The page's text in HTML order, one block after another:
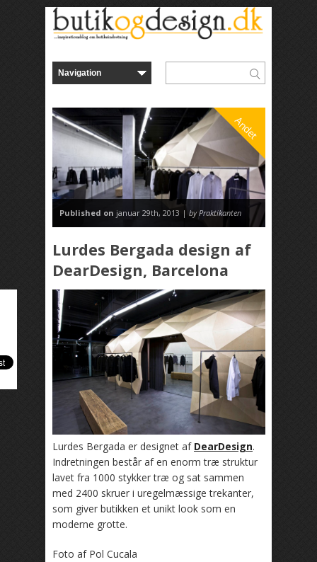
Andet
Published on januar 29th, 2013 | by Praktikanten
Lurdes Bergada design af
DearDesign, Barcelona
Lurdes Bergada er designet af DearDesign.
Indretningen består af en enorm træ struktur
lavet fra 1000 stykker træ og sat sammen
med 2400 skruer i uregelmæssige trekanter,
som giver butikken et unikt look som en
moderne grotte.
Foto af Pol Cucala